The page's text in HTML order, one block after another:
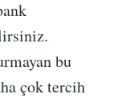
bu
çok tercih